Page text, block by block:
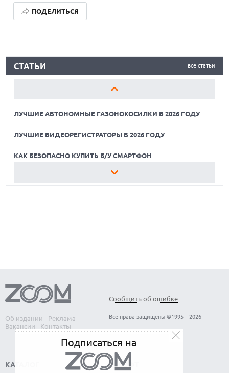
ПОДЕЛИТЬСЯ
все статьи
СТАТЬИ
КАК БЕЗОПАСНО КУПИТЬ Б/У СМАРТФОН
ЛУЧШИЕ АВТОНОМНЫЕ ГАЗОНОКОСИЛКИ В 2026 ГОДУ
ЛУЧШИЕ ВИДЕОРЕГИСТРАТОРЫ В 2026 ГОДУ
КАК БЕЗОПАСНО КУПИТЬ Б/У СМАРТФОН
ЛУЧШИЕ АВТОНОМНЫЕ ГАЗОНОКОСИЛКИ В 2026 ГОДУ
Об издании
Реклама
Вакансии
Контакты
Сообщить об ошибке
Все права защищены ©1995 – 2026
КАТАЛОГ СОФТ
Подписаться на